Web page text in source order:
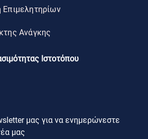
Ανάγκης
Ιστοτόπου
μας για να ενημερώνεστε
μας